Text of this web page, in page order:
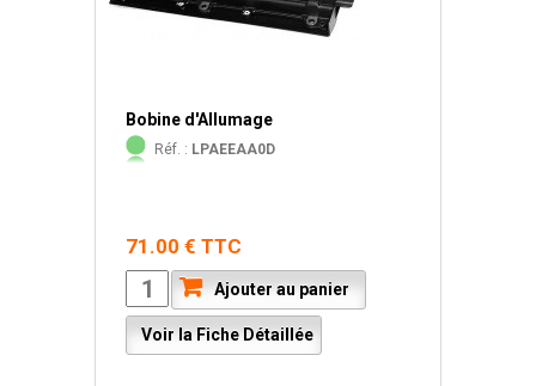
Bobine d'Allumage
Réf. : LPAEEAA0D
71.00 € TTC
Ajouter au panier
Voir la Fiche Détaillée